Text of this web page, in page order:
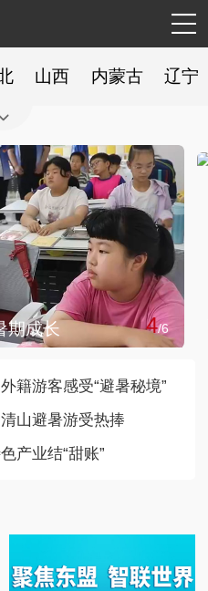
山西 内蒙古 辽宁
期成长 4/6
籍游客感受“避暑秘境”
山避暑游受热捧
产业结“甜账”